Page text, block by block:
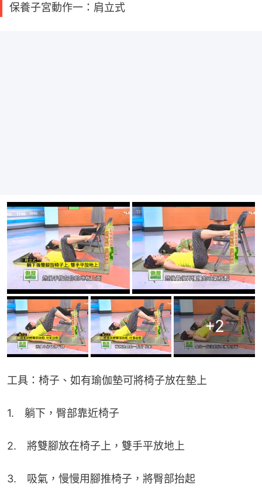
保養子宮動作一：肩立式
+2
工具：椅子、如有瑜伽墊可將椅子放在墊上
1.　躺下，臀部靠近椅子
2.　將雙腳放在椅子上，雙手平放地上
3.　吸氣，慢慢用腳推椅子，將臀部抬起